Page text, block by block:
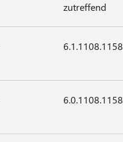
zutreffend
6.1.1108.1158
6.0.1108.1158